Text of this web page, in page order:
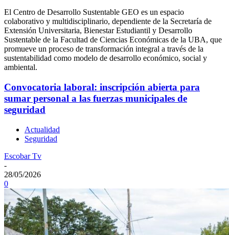
El Centro de Desarrollo Sustentable GEO es un espacio
colaborativo y multidisciplinario, dependiente de la Secretaría de
Extensión Universitaria, Bienestar Estudiantil y Desarrollo
Sustentable de la Facultad de Ciencias Económicas de la UBA, que
promueve un proceso de transformación integral a través de la
sustentabilidad como modelo de desarrollo económico, social y
ambiental.
Convocatoria laboral: inscripción abierta para
sumar personal a las fuerzas municipales de
seguridad
Actualidad
Seguridad
Escobar Tv
-
28/05/2026
0